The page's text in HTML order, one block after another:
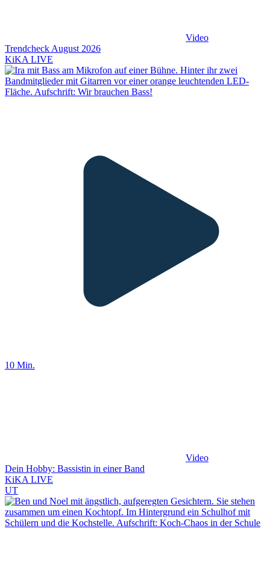
Video
Trendcheck August 2026
KiKA LIVE
10 Min.
Video
Dein Hobby: Bassistin in einer Band
KiKA LIVE
UT